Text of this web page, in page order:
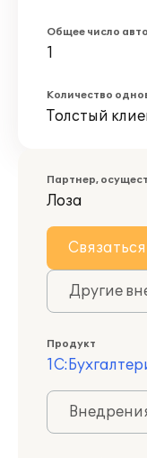
Общее число
1
Количество
Толстый
Партнер,
Лоза
Связаться
Другие
Продукт